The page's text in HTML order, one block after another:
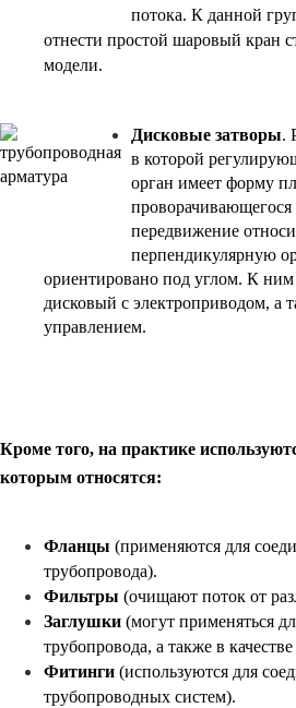
потока. К данной
отнести простой шаровый кран
модели.
Дисковые затворы.
в которой
орган имеет форму
передвижение
перпендикулярную
ориентировано под углом. К
дисковый с электроприводом, а
управлением.
Кроме того, на практике
которым относятся:
Фланцы (применяются для
трубопровода).
Фильтры (очищают поток от
Заглушки (могут применяться
трубопровода, а также в
Фитинги (используются для
трубопроводных систем).